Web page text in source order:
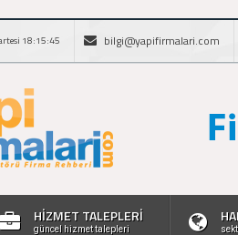
18:15:46 bilgi@yapifirmalari.com
HİZMET TALEPLERİ
güncel hizmet talepleri